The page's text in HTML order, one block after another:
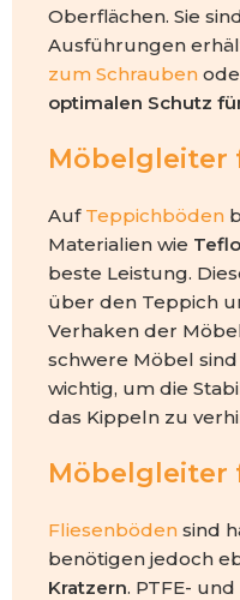
Oberflächen. Sie
Ausführungen
zum Schrauben
optimalen Schutz
Möbelgleiter
Auf Teppichböden
Materialien wie
beste Leistung.
über den Teppich
Verhaken der
schwere Möbel
wichtig, um die
das Kippeln zu
Möbelgleiter
Fliesenböden sind
benötigen jedoch
Kratzern. PTFE-